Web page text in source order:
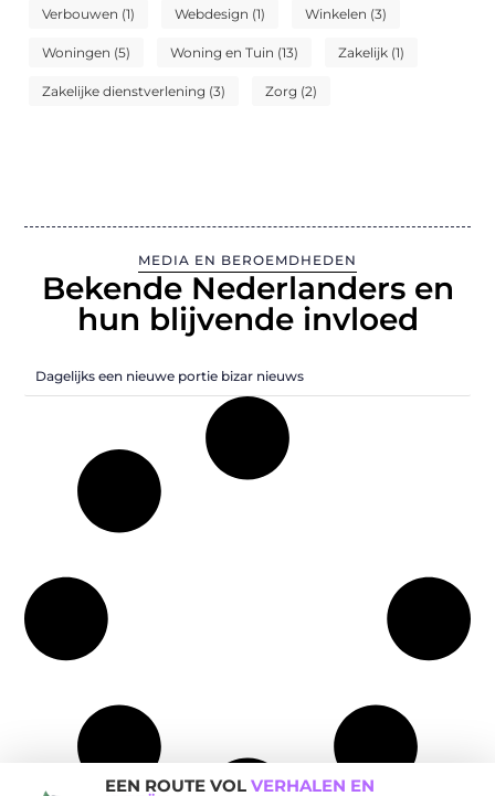
Verbouwen (1) Webdesign (1) Winkelen (3)
Woningen (5) Woning en Tuin (13) Zakelijk (1)
Zakelijke dienstverlening (3) Zorg (2)
MEDIA EN BEROEMDHEDEN
Bekende Nederlanders en
hun blijvende invloed
Dagelijks een nieuwe portie bizar nieuws
EEN ROUTE VOL VERHALEN EN